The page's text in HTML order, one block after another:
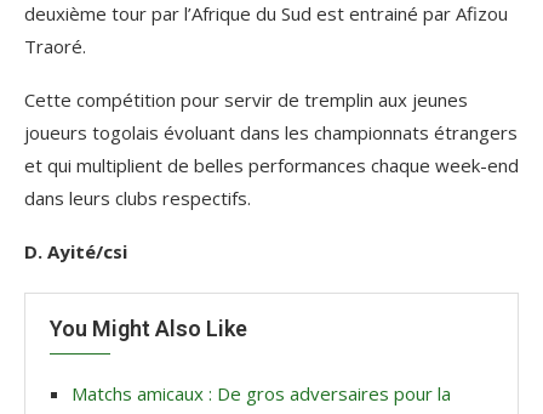
deuxième tour par l’Afrique du Sud est entrainé par Afizou
Traoré.
Cette compétition pour servir de tremplin aux jeunes
joueurs togolais évoluant dans les championnats étrangers
et qui multiplient de belles performances chaque week-end
dans leurs clubs respectifs.
D. Ayité/csi
You Might Also Like
Matchs amicaux : De gros adversaires pour la